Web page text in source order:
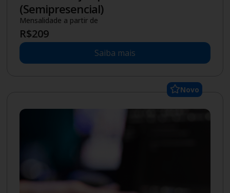
(Semipresencial)
Mensalidade a partir de
R$209
Saiba mais
Novo